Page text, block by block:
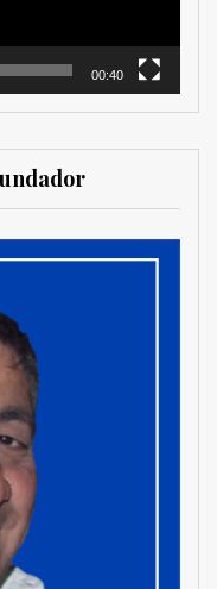
00:40